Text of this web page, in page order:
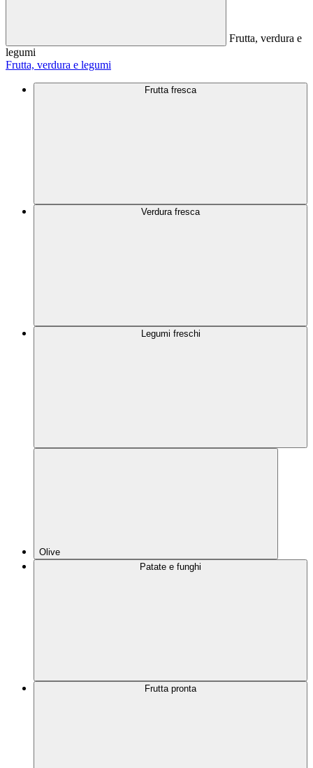
Frutta, verdura e
legumi
Frutta, verdura e legumi
Frutta fresca
Verdura fresca
Legumi freschi
Olive
Patate e funghi
Frutta pronta